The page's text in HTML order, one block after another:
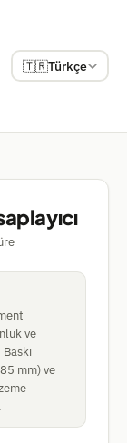
🇹🇷Türkçe
ve
mm) ve